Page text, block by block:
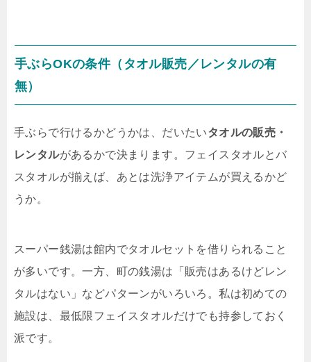
手ぶらOKの条件（タオル販売／レンタルの有
無）
手ぶらで行けるかどうかは、だいたいタオルの販売・
レンタルがあるかで決まります。フェイスタオルとバ
スタオルが揃えば、あとは洗浄アイテムが買えるかど
うか。
スーパー銭湯は館内でタオルセットを借りられること
が多いです。一方、町の銭湯は「販売はあるけどレン
タルはない」などパターンがいろいろ。私は初めての
施設は、最低限フェイスタオルだけでも持参しておく
派です。